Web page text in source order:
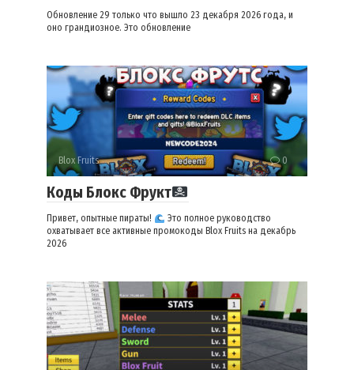
Обновление 29 только что вышло 23 декабря 2026 года, и
оно грандиозное. Это обновление
Blox Fruits 0
Коды Блокс Фрукт
Привет, опытные пираты!
Это полное руководство
охватывает все активные промокоды Blox Fruits на декабрь
2026